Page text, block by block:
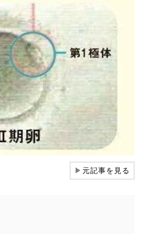
▶元記事を見る